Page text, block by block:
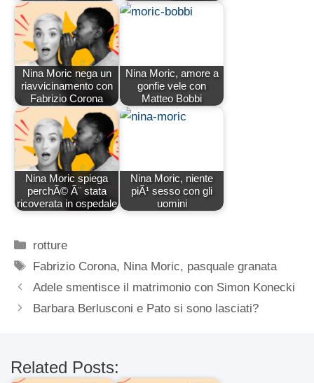
Nina Moric nega un
riavvicinamento con
Fabrizio Corona
Nina Moric, amore a
gonfie vele con
Matteo Bobbi
Nina Moric spiega
perchÃ© Ã¨ stata
ricoverata in ospedale
Nina Moric, niente
piÃ¹ sesso con gli
uomini
Categorie
rotture
Tag
Fabrizio Corona, Nina Moric, pasquale granata
Adele smentisce il matrimonio con Simon Konecki
Barbara Berlusconi e Pato si sono lasciati?
Related Posts: